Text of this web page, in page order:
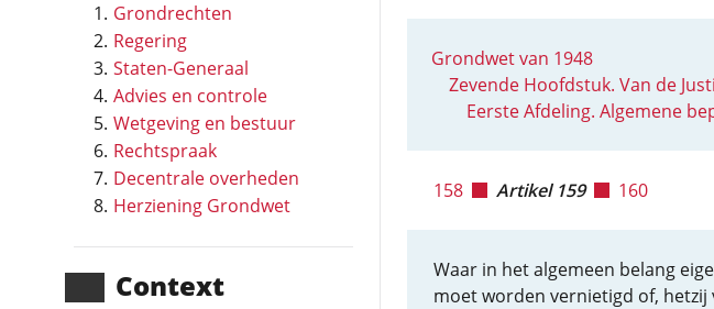
Grondrechten
Regering
Staten-Generaal
Advies en controle
Wetgeving en bestuur
Rechtspraak
Decentrale overheden
Herziening Grondwet
Context
Grondwet van 1948
Zevende Hoofdstuk. Van de
Eerste Afdeling. Algemene
158 Artikel 159 160
Waar in het algemeen belang
moet worden vernietigd of,